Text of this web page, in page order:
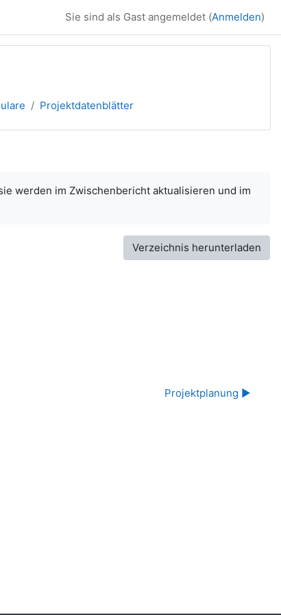
Sie sind als Gast angemeldet (Anmelden)
Projektdatenblätter
werden im Zwischenbericht aktualisieren und im
Verzeichnis herunterladen
Projektplanung ▶︎